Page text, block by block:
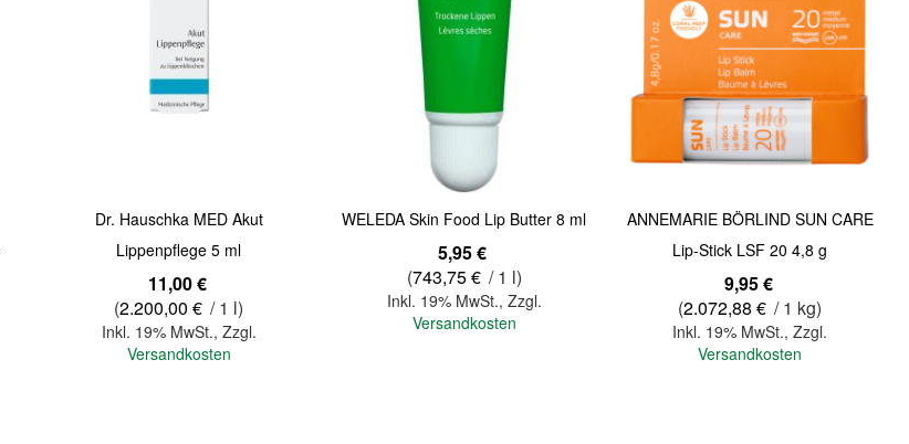
Dr. Hauschka MED Akut
Lippenpflege 5 ml
11,00 €
(2.200,00 € / 1 l)
Inkl. 19% MwSt., Zzgl.
Versandkosten
WELEDA Skin Food Lip Butter 8 ml
5,95 €
(743,75 € / 1 l)
Inkl. 19% MwSt., Zzgl.
Versandkosten
ANNEMARIE BÖRLIND SUN CARE
Lip-Stick LSF 20 4,8 g
9,95 €
(2.072,88 € / 1 kg)
Inkl. 19% MwSt.,Zzgl.
Versandkosten